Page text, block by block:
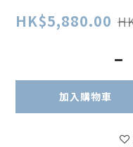
HK$5,880.00
加入購物車